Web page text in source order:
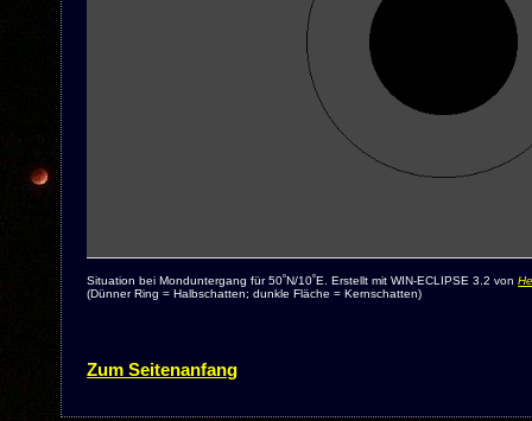
Situation bei Monduntergang für 50˚N/10˚E. Erstellt mit WIN-ECLIPSE 3.2 von
(Dünner Ring = Halbschatten; dunkle Fläche = Kernschatten)
Zum Seitenanfang